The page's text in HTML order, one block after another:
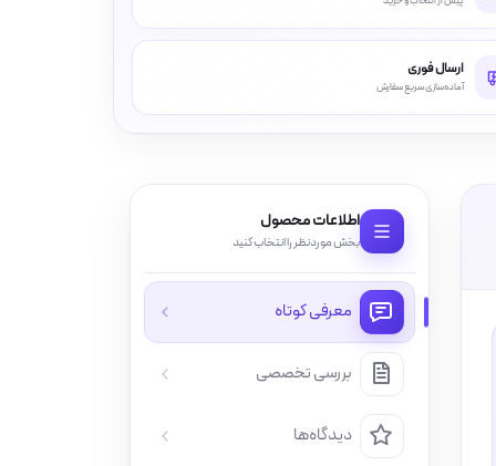
اطلاعات محصول
بخش موردنظر را انتخاب کنید
معرفی کوتاه
بررسی تخصصی
دیدگاه‌ها
ارسال فوری
آماده‌سازی سریع سفارش